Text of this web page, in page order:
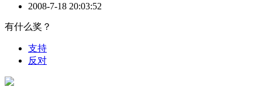
2008-7-18 20:03:52
有什么奖？
支持
反对